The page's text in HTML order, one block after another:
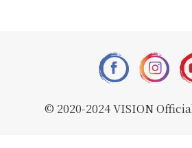
© 2020-2024 VISION